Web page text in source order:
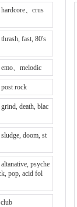
hardcore、crus
thrash, fast, 80's
emo、melodic
post rock
grind, death, blac
sludge, doom, st
altanative, psyche
pop, acid fol